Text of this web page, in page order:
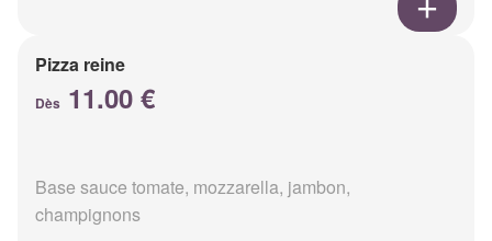
Pizza reine
Dès 11.00 €
Base sauce tomate, mozzarella, jambon,
champignons